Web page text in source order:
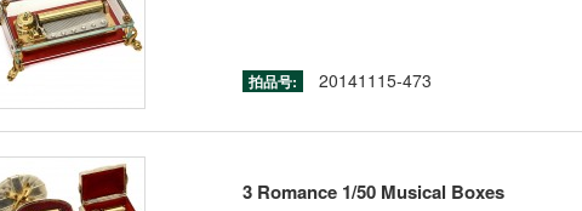
拍品号: 20141115-473
3 Romance 1/50 Musical Boxes